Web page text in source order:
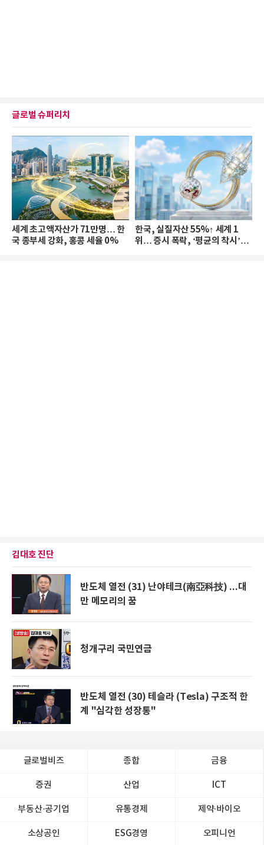
글로벌 슈퍼리치
세계 초고액자산가 71만명… 한
국 종부세 강화, 홍콩 세율 0%
한국, 실질자산 55%↑ 세계 1
위… 증시 폭락, ‘평균의 착시’와
김대호 진단
반도체 열전 (31) 난야테크(南亞科技) ...대
만 메모리의 꿈
청개구리 국민연금
반도체 열전 (30) 테슬라 (Tesla) 구조적 한
계 "심각한 성장통"
글로벌비즈 종합 금융
증권 산업 ICT
부동산·공기업 유통경제 제약∙바이오
소상공인 ESG경영 오피니언